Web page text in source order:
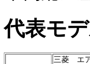
代表モ
三菱 エ